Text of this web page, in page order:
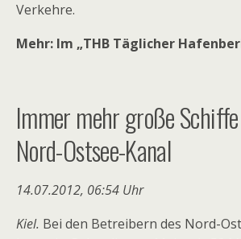
Verkehre.
Mehr: Im „THB Täglicher
Immer mehr große
Nord-Ostsee-Kanal
14.07.2012, 06:54 Uhr
Kiel. Bei den Betreibern des Nord-